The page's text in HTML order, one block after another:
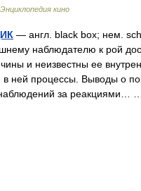
Энциклопедия кино
— англ. black box; нем.
наблюдателю к рой
и неизвестны ее
ней процессы. Выводы о
за реакциями…